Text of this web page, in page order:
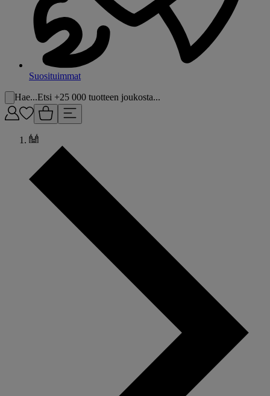
Suosituimmat
Hae...Etsi +25 000 tuotteen joukosta...